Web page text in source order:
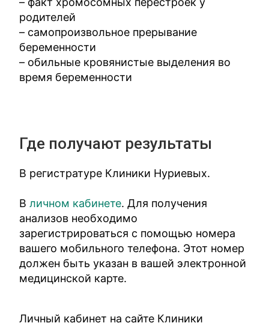
родителей
– самопроизвольное прерывание
беременности
– обильные кровянистые выделения во
время беременности
Где получают результаты
В регистратуре Клиники Нуриевых.
Вличном кабинете. Для получения
анализов необходимо
зарегистрироваться с помощью номера
вашего мобильного телефона. Этот номер
должен быть указан в вашей электронной
медицинской карте.
Личный кабинет на сайте Клиники